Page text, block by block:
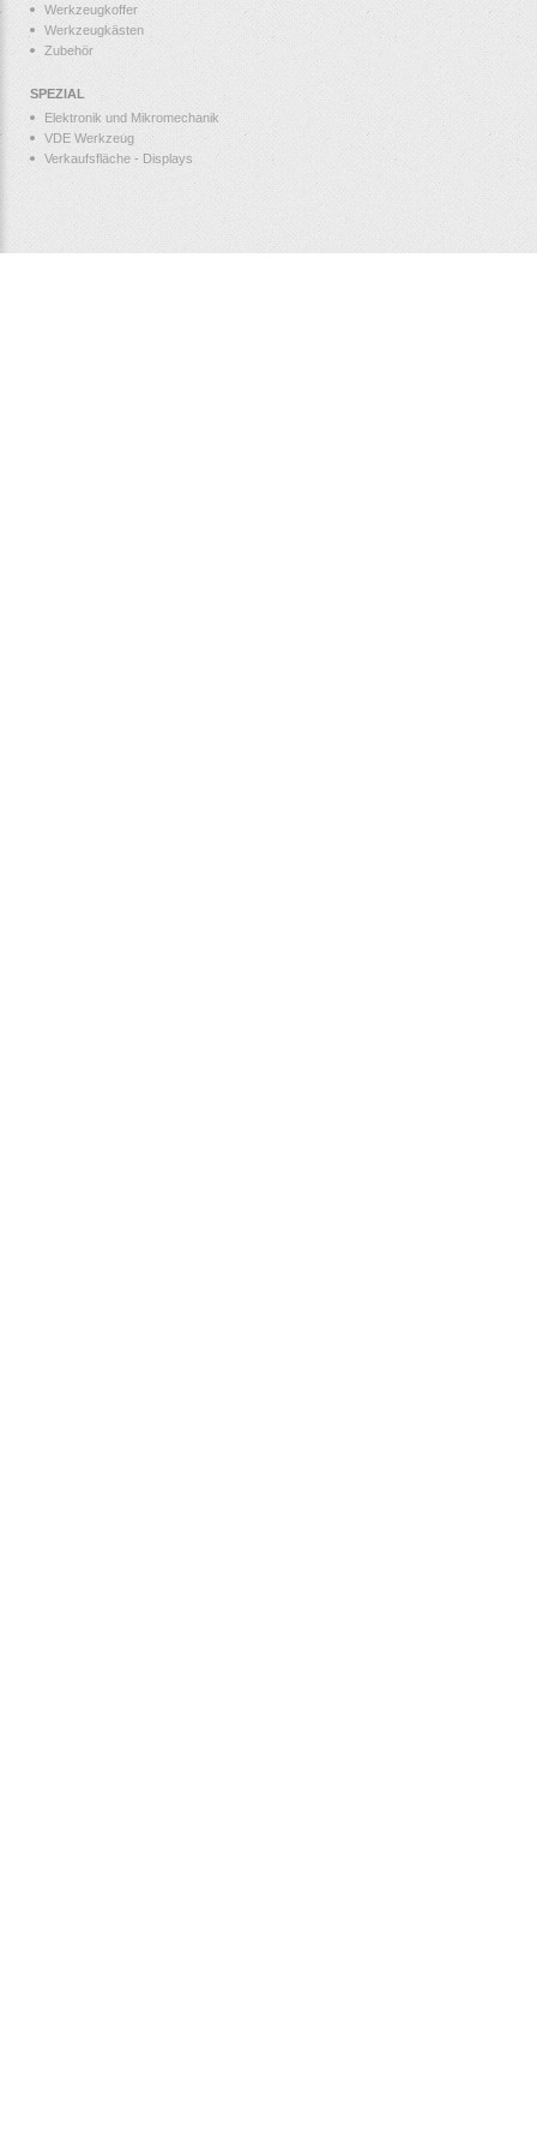
Werkzeugkoffer
Werkzeugkästen
Zubehör
SPEZIAL
Elektronik und Mikromechanik
VDE Werkzeug
Verkaufsfläche - Displays